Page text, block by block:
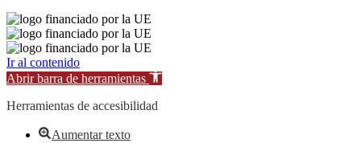
Ir al contenido
Abrir barra de herramientas
Herramientas de accesibilidad
Aumentar texto